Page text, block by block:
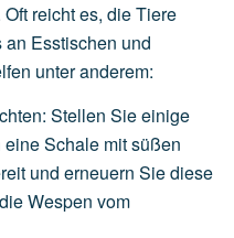
reicht es, die Tiere
Esstischen und
unter anderem:
: Stellen Sieeinige
eineSchale mitsüßen
und erneuern Siediese
dieWespen vom